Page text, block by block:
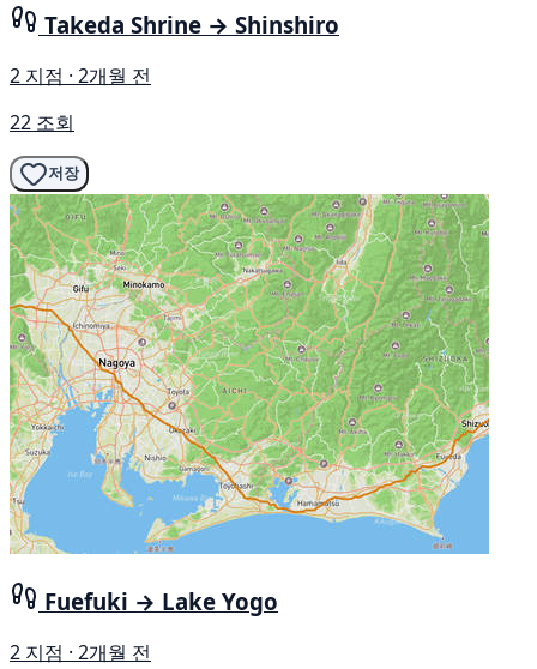
Takeda Shrine → Shinshiro
2 지점 · 2개월 전
22 조회
저장
Fuefuki → Lake Yogo
2 지점 · 2개월 전